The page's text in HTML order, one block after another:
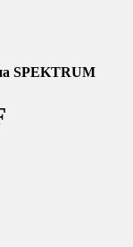
SPEKTRUM